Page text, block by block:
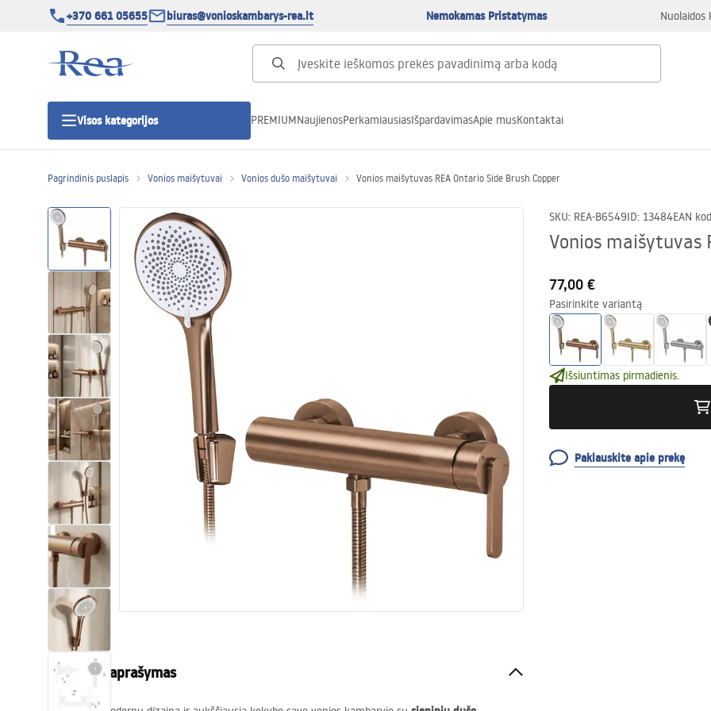
+370 661 05655 biuras@vonioskambarys-rea.lt Nemokamas Pristatymas Nuolaidos
Visos kategorijos
Dušo durys
Vonios dušo padėklai
Linijiniai dušo kanalai
Tualetai
Praustuvas
Vonios ir ekranai
Vonios maišytuvai
Vonios dušai
Virtuvė
Vonios aksesuarai ir baldai
PREMIUMNaujienosPerkamiausiasIšpardavimasApie musKontaktai
Pagrindinis puslapis Vonios maišytuvai Vonios dušo maišytuvai Vonios maišytuvas REA Ontario Side Brush Copper
SKU: REA-B6549ID: 13484EAN
Vonios maišytuvas
77,00 €
Pasirinkite variantą
Išsiuntimas pirmadienis.
Paklauskite apie prekę
Produkto aprašymas